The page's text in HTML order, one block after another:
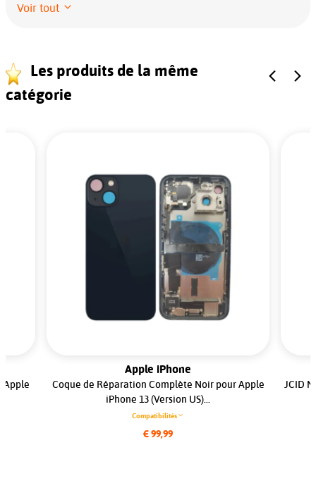
Voir tout
Les produits de la même
catégorie
Apple
Apple iPhone
Coque de Réparation Complète Noir pour Apple
iPhone 13 (Version US)...
Compatibilités
€ 99,99
JCID